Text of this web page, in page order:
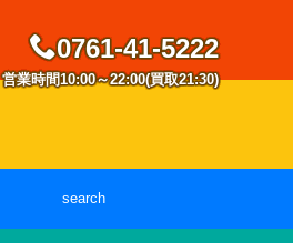
0761-41-5222
営業時間10:00～22:00(買取21:30)
search